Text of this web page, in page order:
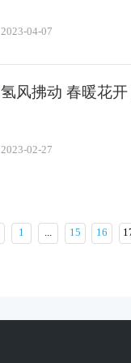
2023-04-07
氢风拂动 春暖花
2023-02-27
1 ... 15 16